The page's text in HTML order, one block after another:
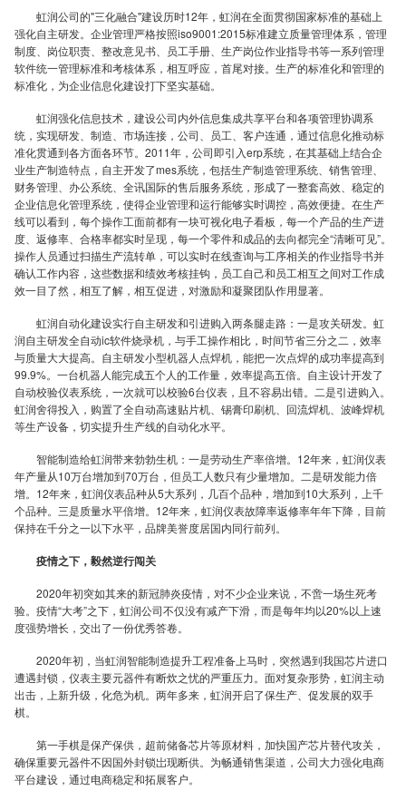
无
旁
骛
做
仪
表-
全
虹润公司的"三化融合"建设历时12年，虹润在全面贯彻国家标准的基础上
强化自主研发。企业管理严格按照iso9001:2015标准建立质量管理体系，管理
制度、岗位职责、整改意见书、员工手册、生产岗位作业指导书等一系列管理
软件统一管理标准和考核体系，相互呼应，首尾对接。生产的标准化和管理的
标准化，为企业信息化建设打下坚实基础。
虹润强化信息技术，建设公司内外信息集成共享平台和各项管理协调系
统，实现研发、制造、市场连接，公司、员工、客户连通，通过信息化推动标
准化贯通到各方面各环节。2011年，公司即引入erp系统，在其基础上结合企
业生产制造特点，自主开发了mes系统，包括生产制造管理系统、销售管理、
财务管理、办公系统、全讯国际的售后服务系统，形成了一整套高效、稳定的
企业信息化管理系统，使得企业管理和运行能够实时调控，高效便捷。在生产
线可以看到，每个操作工面前都有一块可视化电子看板，每一个产品的生产进
度、返修率、合格率都实时呈现，每一个零件和成品的去向都完全“清晰可见”。
操作人员通过扫描生产流转单，可以实时在线查询与工序相关的作业指导书并
确认工作内容，这些数据和绩效考核挂钩，员工自己和员工相互之间对工作成
效一目了然，相互了解，相互促进，对激励和凝聚团队作用显著。
虹润自动化建设实行自主研发和引进购入两条腿走路：一是攻关研发。虹
润自主研发全自动ic软件烧录机，与手工操作相比，时间节省三分之二，效率
与质量大大提高。自主研发小型机器人点焊机，能把一次点焊的成功率提高到
99.9%。一台机器人能完成五个人的工作量，效率提高五倍。自主设计开发了
自动校验仪表系统，一次就可以校验6台仪表，且不容易出错。二是引进购入。
虹润舍得投入，购置了全自动高速贴片机、锡膏印刷机、回流焊机、波峰焊机
等生产设备，切实提升生产线的自动化水平。
智能制造给虹润带来勃勃生机：一是劳动生产率倍增。12年来，虹润仪表
年产量从10万台增加到70万台，但员工人数只有少量增加。二是研发能力倍
增。12年来，虹润仪表品种从5大系列，几百个品种，增加到10大系列，上千
个品种。三是质量水平倍增。12年来，虹润仪表故障率返修率年年下降，目前
保持在千分之一以下水平，品牌美誉度居国内同行前列。
疫情之下，毅然逆行闯关
2020年初突如其来的新冠肺炎疫情，对不少企业来说，不啻一场生死考
验。疫情“大考”之下，虹润公司不仅没有减产下滑，而是每年均以20%以上速
度强势增长，交出了一份优秀答卷。
2020年初，当虹润智能制造提升工程准备上马时，突然遇到我国芯片进口
遭遇封锁，仪表主要元器件有断炊之忧的严重压力。面对复杂形势，虹润主动
出击，上新升级，化危为机。两年多来，虹润开启了保生产、促发展的双手
棋。
第一手棋是保产保供，超前储备芯片等原材料，加快国产芯片替代攻关，
确保重要元器件不因国外封锁岀现断供。为畅通销售渠道，公司大力强化电商
平台建设，通过电商稳定和拓展客户。